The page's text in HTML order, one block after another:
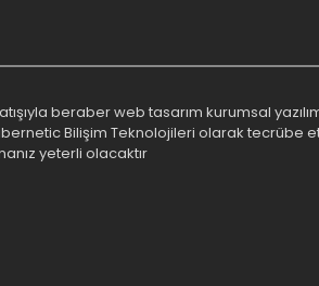
beraber web tasarım kurumsal
Bilişim Teknolojileri olarak tecrübe
yeterli olacaktır